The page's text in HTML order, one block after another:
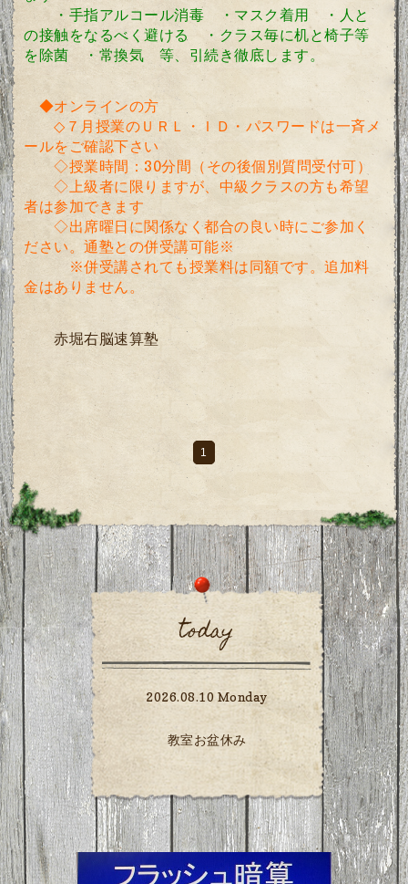
・手指アルコール消毒 ・マスク着用 ・人と
の接触をなるべく避ける ・クラス毎に机と椅子等
を除菌 ・常換気 等、引続き徹底します。
◆オンラインの方
◇７ 月授業のＵＲＬ・ＩＤ・パスワードは一斉メ
ールをご確認下さい
◇授業時間 ：30分間（その後個別質問受付可）
◇上級者に限りますが、中級クラスの方も希望
者は参加できます
◇出席曜日に関係なく都合の良い時にご参加く
ださい。通塾との併受講可能※
※併受講されても授業料は同額です。追加料
金はありません。
赤堀右脳速算塾
1
today
2026.08.10 Monday
教室お盆休み